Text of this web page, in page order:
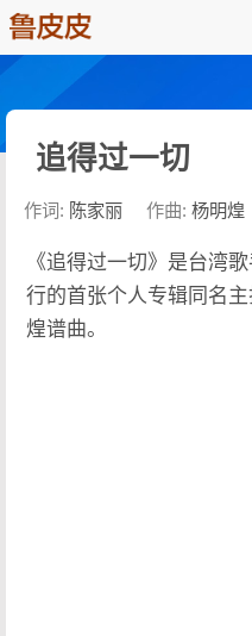
追得过一切
作词: 陈家丽 作曲: 杨明煌
《追得过一切》是台湾
行的首张个人专辑同名
煌谱曲。